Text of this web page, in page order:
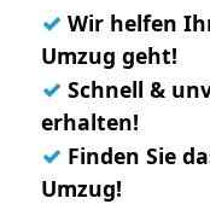
✓ Wir helfen
Umzug geht!
✓ Schnell &
erhalten!
✓ Finden Sie
Umzug!